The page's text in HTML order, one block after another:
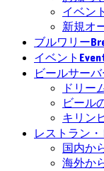
イベント
新規オ
ブルワリー
イベント
ビールサーバ
ドリー
ビール
キリン
レストラン
国内か
海外か